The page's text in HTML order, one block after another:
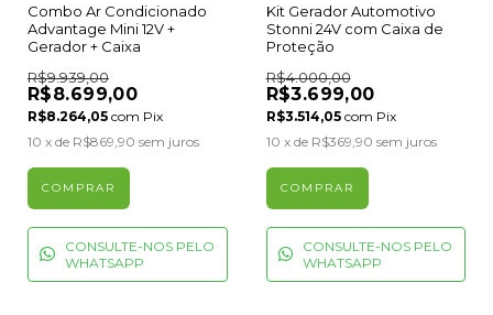
Combo Ar Condicionado
Advantage Mini 12V +
Gerador + Caixa
R$9.939,00
R$8.699,00
R$8.264,05 com Pix
10 x de R$869,90 sem juros
CONSULTE-NOS PELO
WHATSAPP
Kit Gerador Automotivo
Stonni 24V com Caixa de
Proteção
R$4.000,00
R$3.699,00
R$3.514,05 com Pix
10 x de R$369,90 sem juros
CONSULTE-NOS PELO
WHATSAPP